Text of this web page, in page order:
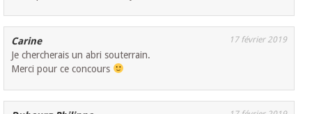
Carine 17 février 2019
Je chercherais un abri souterrain.
Merci pour ce concours